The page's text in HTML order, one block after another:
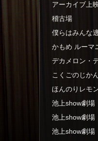
アーカイブ上
稽古場
僕らはみんな
かもめ ルーマ
デカメロン・
こくごのじか
ほんのりレモ
池上show劇場
池上show劇場
池上show劇場